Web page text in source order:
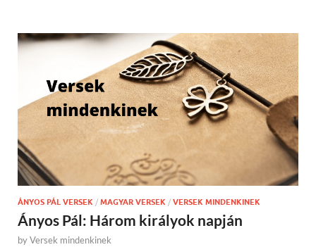
ÁNYOS PÁL VERSEK / MAGYAR VERSEK / VERSEK MINDENKINEK
Ányos Pál: Három királyok napján
byVersek mindenkinek